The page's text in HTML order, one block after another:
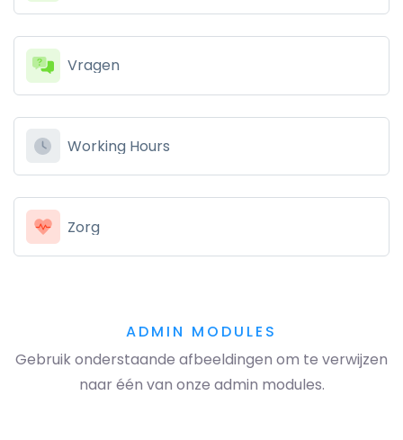
Vragen
Working Hours
Zorg
ADMIN MODULES
Gebruik onderstaande afbeeldingen om te verwijzen
naar één van onze admin modules.